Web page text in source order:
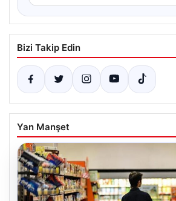
Bizi Takip Edin
Yan Manşet